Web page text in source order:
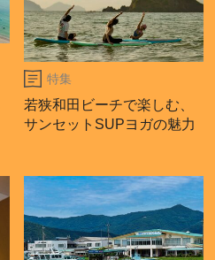
特集
若狭和田ビーチで楽しむ、
サンセットSUPヨガの魅力